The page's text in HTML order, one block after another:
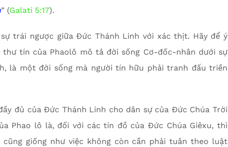
” (Galati 5:17).
trái ngược giữa Đức Thánh Linh với xác thịt. Hãy để ý
tín của Phaolô mô tả đời sống Cơ-đốc-nhân dưới sự
là một đời sống mà người tín hữu phải tranh đấu triền
đủ của Đức Thánh Linh cho dân sự của Đức Chúa Trời
Phao lô là, đối với các tín đồ của Đức Chúa Giêxu, thì
giống như việc không còn cần phải tuân theo luật